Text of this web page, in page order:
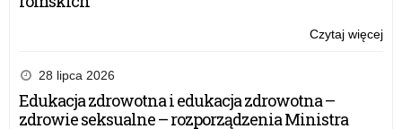
Czytaj więcej
28 lipca 2026
Edukacja zdrowotna i edukacja zdrowotna –
zdrowie seksualne – rozporządzenia Ministra